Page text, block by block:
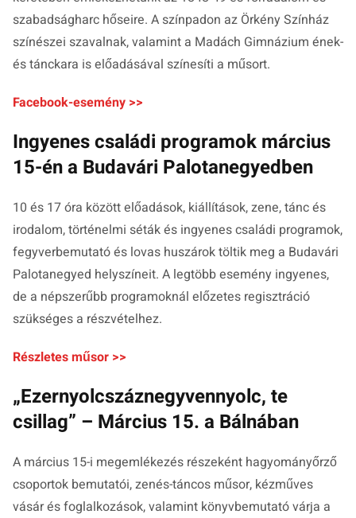
szabadságharc hőseire. A színpadon az Örkény Színház
színészei szavalnak, valamint a Madách Gimnázium ének-
és tánckara is előadásával színesíti a műsort.
Facebook-esemény >>
Ingyenes családi programok március
15-én a Budavári Palotanegyedben
10 és 17 óra között előadások, kiállítások, zene, tánc és
irodalom, történelmi séták és ingyenes családi programok,
fegyverbemutató és lovas huszárok töltik meg a Budavári
Palotanegyed helyszíneit. A legtöbb esemény ingyenes,
de a népszerűbb programoknál előzetes regisztráció
szükséges a részvételhez.
Részletes műsor >>
„Ezernyolcszáznegyvennyolc, te
csillag” – Március 15. a Bálnában
A március 15-i megemlékezés részeként hagyományőrző
csoportok bemutatói, zenés-táncos műsor, kézműves
vásár és foglalkozások, valamint könyvbemutató várja a